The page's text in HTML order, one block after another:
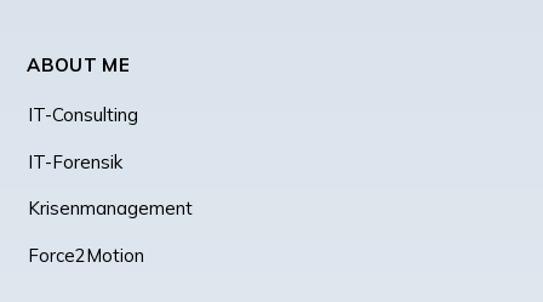
ABOUT ME
IT-Consulting
IT-Forensik
Krisenmanagement
Force2Motion